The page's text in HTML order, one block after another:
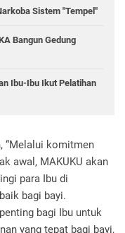
Sistem "Tempel"
Bangun Gedung
Ibu-Ibu Ikut Pelatihan
“Melalui komitmen
awal, MAKUKU akan
para Ibu di
bagi bayi.
bagi Ibu untuk
yang tepat bagi bayi,